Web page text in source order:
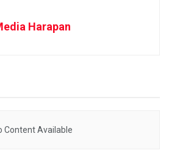
Harapan
Content Available